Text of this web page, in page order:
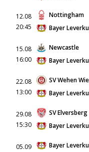
12.08
20:45
Nottingham
Bayer
15.08
16:00
Newcastle
Bayer
22.08
13:00
SV Wehen
Bayer
29.08
15:30
SV Elversberg
Bayer
05.09
Bayer